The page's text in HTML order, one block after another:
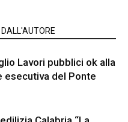
Lavori pubblici ok alla
esecutiva del Ponte